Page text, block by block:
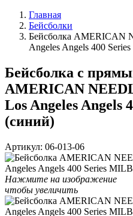
Главная
Бейсболки
Бейсболка AMERICAN
Angeles Angels 400
Бейсболка с
AMERICAN
Los Angeles Angels
(синий)
Артикул: 06-013-06
Нажмите на изображение
чтобы увеличить